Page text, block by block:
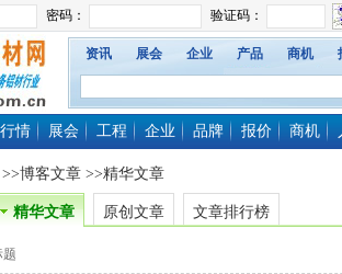
资讯 展会 企业 产品 商机
行情 展会 工程 企业 品牌 报价 商机
>>博客文章 >>精华文章
精华文章 原创文章 文章排行榜
题